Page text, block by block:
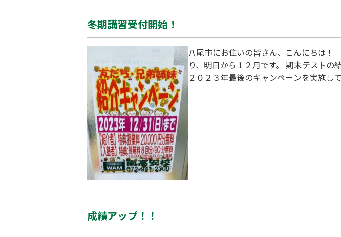
冬期講習受付開始！
八尾市にお住いの皆さん、こんにちは！
り、明日から１２月です。 期末テストの
２０２３年最後のキャンペーンを実施し
成績アップ！！